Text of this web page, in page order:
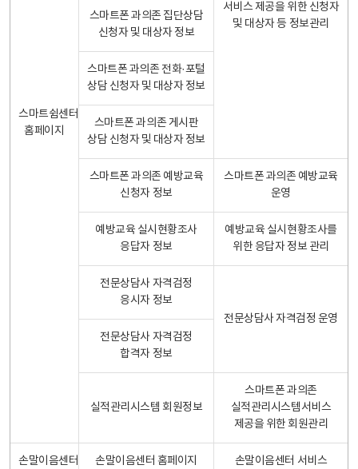
스마트쉼센터
홈페이지
서비스 제공을 위한 신청자
및 대상자 등 정보관리
스마트폰 과의존 집단상담
신청자 및 대상자 정보
스마트폰 과의존 전화·포털
상담 신청자 및 대상자 정보
스마트폰 과의존 게시판
상담 신청자 및 대상자 정보
스마트폰 과의존 예방교육
신청자 정보
스마트폰 과의존 예방교육
운영
예방교육 실시현황조사
응답자 정보
예방교육 실시현황조사를
위한 응답자 정보 관리
전문상담사 자격검정
응시자 정보
전문상담사 자격검정 운영
전문상담사 자격검정
합격자 정보
실적관리시스템 회원정보
스마트폰 과의존
실적관리시스템서비스
제공을 위한 회원관리
손말이음센터
손말이음센터 홈페이지
손말이음센터 서비스